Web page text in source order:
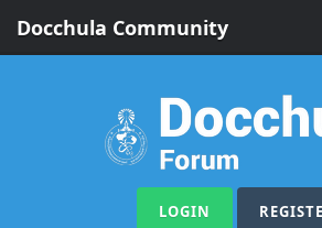
Docchula Community
LOGIN